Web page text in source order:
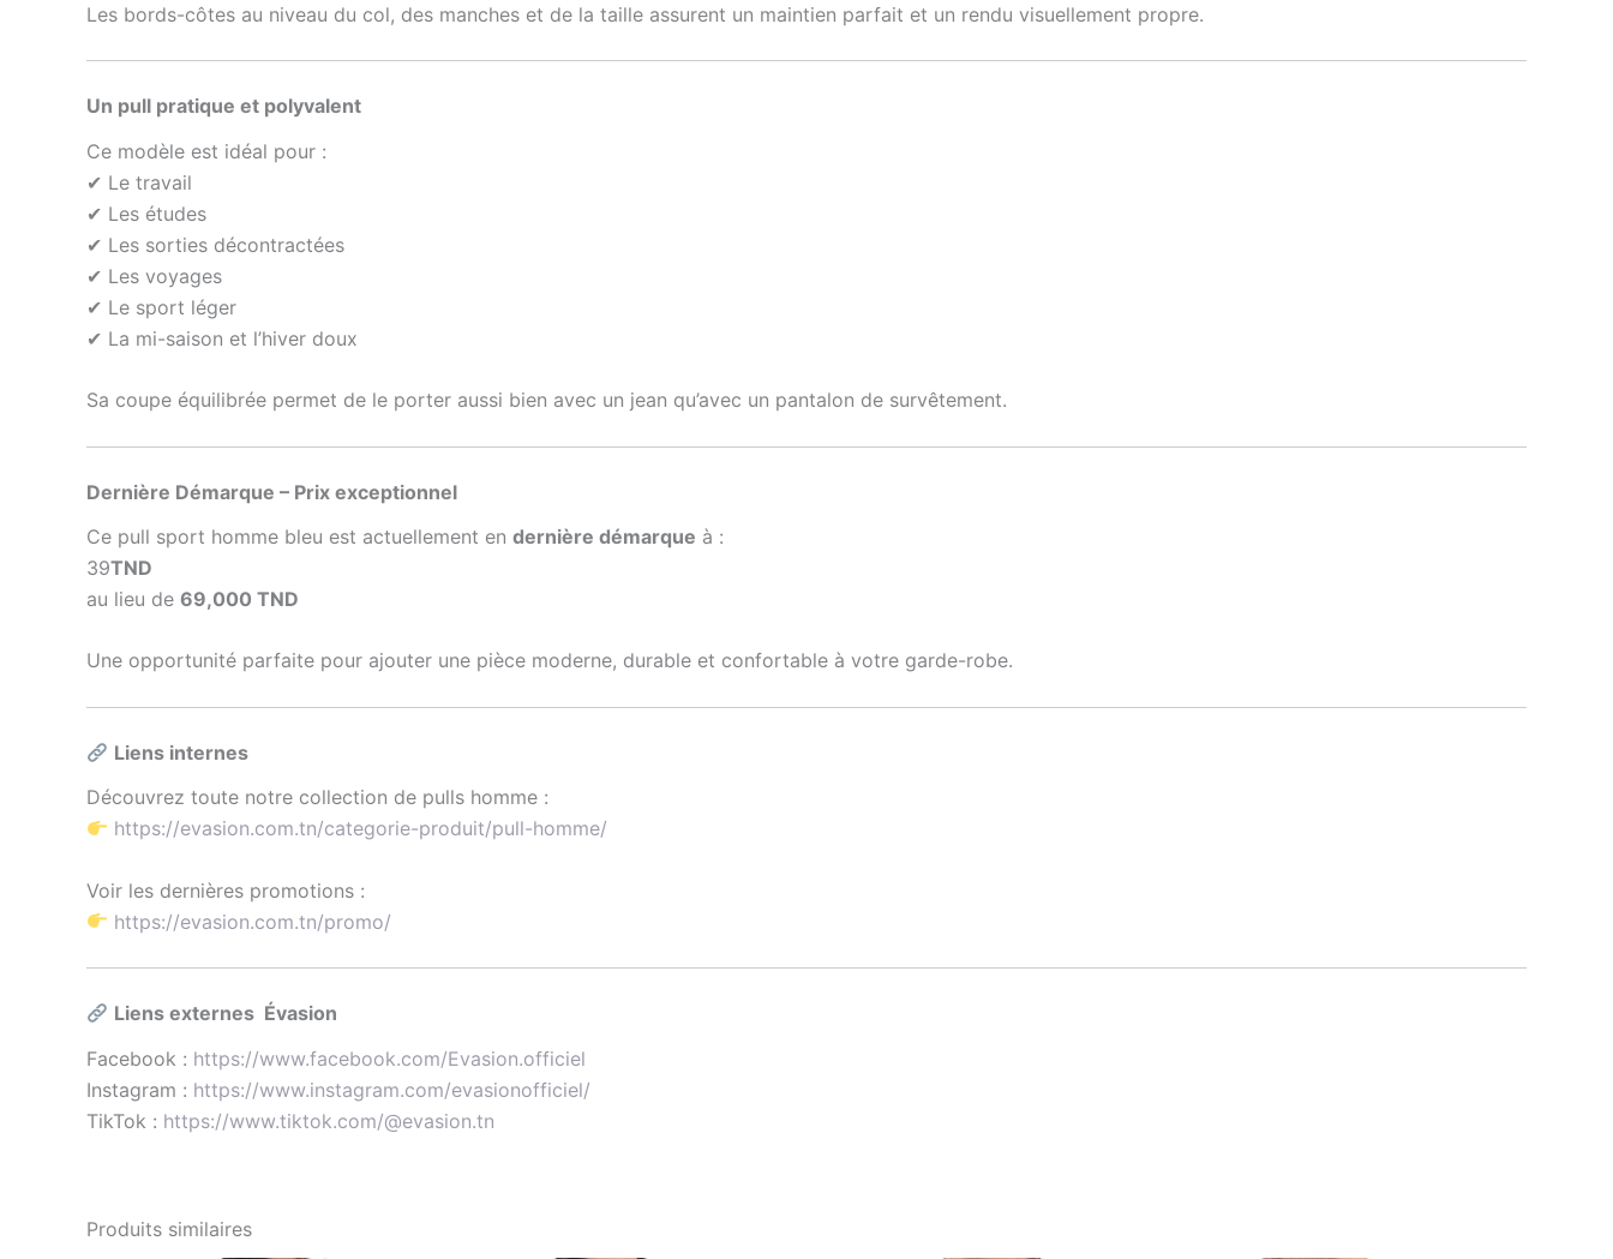
Les bords-côtes au niveau du col, des manches et de la taille assurent un maintien parfait et un rendu visuellement propre.
Un pull pratique et polyvalent
Ce modèle est idéal pour :
✔ Le travail
✔ Les études
✔ Les sorties décontractées
✔ Les voyages
✔ Le sport léger
✔ La mi-saison et l’hiver doux
Sa coupe équilibrée permet de le porter aussi bien avec un jean qu’avec un pantalon de survêtement.
Dernière Démarque – Prix exceptionnel
Ce pull sport homme bleu est actuellement en dernière démarque à :
39TND
au lieu de 69,000 TND
Une opportunité parfaite pour ajouter une pièce moderne, durable et confortable à votre garde-robe.
Liens internes
Découvrez toute notre collection de pulls homme :
https://evasion.com.tn/categorie-produit/pull-homme/
Voir les dernières promotions :
https://evasion.com.tn/promo/
Liens externes Évasion
Facebook : https://www.facebook.com/Evasion.officiel
Instagram : https://www.instagram.com/evasionofficiel/
TikTok : https://www.tiktok.com/@evasion.tn
Produits similaires